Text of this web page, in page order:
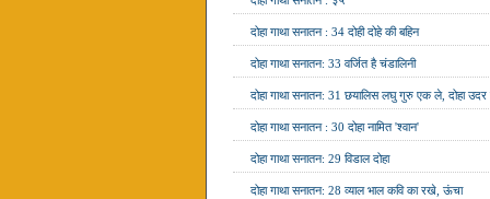
दोहा गाथा सनातन : 34 दोही दोहे की बहिन
दोहा गाथा सनातन: 33 वर्जित है चंडालिनी
दोहा गाथा सनातन: 31 छयालिस लघु गुरु एक ले, दोहा उदर
दोहा गाथा सनातन : 30 दोहा नामित 'श्वान'
दोहा गाथा सनातन: 29 विडाल दोहा
दोहा गाथा सनातन: 28 व्याल भाल कवि का रखे, ऊंचा